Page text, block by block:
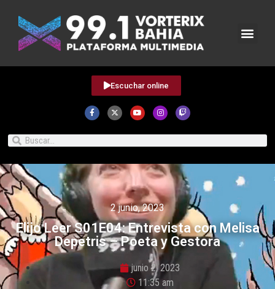
Escuchar online
2 junio, 2023
Elijo Leer S01E04: Entrevista con Melisa
Depetris – Poeta y Gestora
junio 2, 2023
11:35 am